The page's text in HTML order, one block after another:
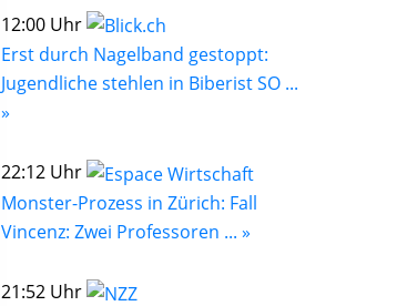
12:00 Uhr
Erst durch Nagelband gestoppt:
Jugendliche stehlen in Biberist SO ...
»
22:12 Uhr
Monster-Prozess in Zürich: Fall
Vincenz: Zwei Professoren ... »
21:52 Uhr